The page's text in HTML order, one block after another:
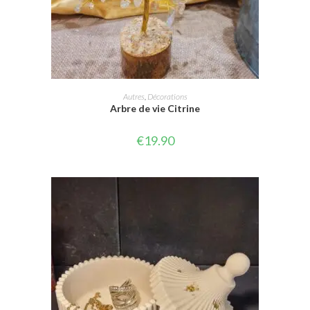
AJOUTER AU PANIER
Autres Décorations
Arbre de vie Citrine
€19.90